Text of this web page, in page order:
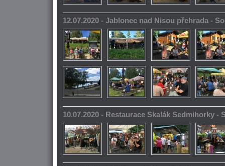
12.07.2020 - Jablonec nad Nisou přehrada -
10.07.2020 - Restaurace Skalák Sedmihorky -